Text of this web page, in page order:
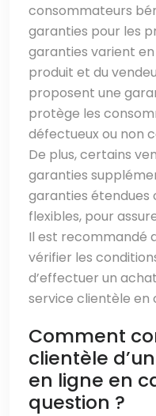
consommateurs
garanties pour les
garanties varient
produit et du
proposent une
protège les
défectueux ou non
De plus, certains
garanties
garanties étendues
flexibles, pour
Il est recommandé
vérifier les
d’effectuer un
service clientèle en
Comment
clientèle
en ligne en
question ?